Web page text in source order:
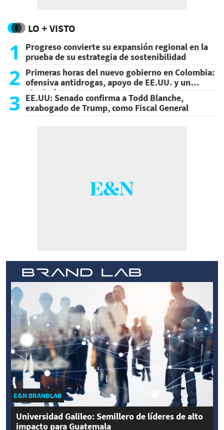
LO + VISTO
1
Progreso convierte su expansión regional en la
prueba de su estrategia de sostenibilidad
2 Primeras horas del nuevo gobierno en Colombia:
ofensiva antidrogas, apoyo de EE.UU. y un
atentado
3 EE.UU: Senado confirma a Todd Blanche,
exabogado de Trump, como Fiscal General
E&N BRANDLAB
Universidad Galileo: Semillero de líderes de alto
impacto para Guatemala